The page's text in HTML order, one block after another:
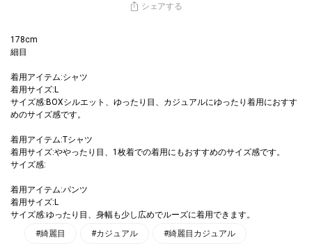
シェアする
178cm
細目
着用アイテム:シャツ
着用サイズ:L
サイズ感:BOXシルエット、ゆったり目、カジュアルにゆったり着用におすす
めのサイズ感です。
着用アイテム:Tシャツ
着用サイズ:ややったり目、1枚着での着用にもおすすめのサイズ感です。
サイズ感:
着用アイテム:パンツ
着用サイズ:L
サイズ感:ゆったり目、身幅も少し広めでルーズに着用できます。
#綺麗目
#カジュアル #綺麗目カジュアル